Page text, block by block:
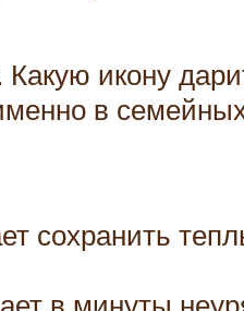
икону
в
сохранить